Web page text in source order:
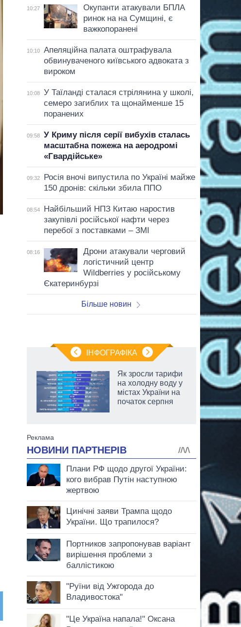
10:27
Окупанти атакували БПЛА
ринок на на Сумщині, є
важкопоранені
10:10
Апеляційна палата оштрафувала
обвинуваченого київського адвоката з
вироком
10:08
У Таїланді сталася стрілянина у школі,
семеро загиблих та щонайменше 15
поранених
09:58
У Криму після серії вибухів сталась
масштабна пожежа на аеродромі
«Гвардійське»
09:32
Росія вночі випустила по Україні майже
150 дронів: скільки збила ППО
08:54
Найбільший НПЗ Китаю наростив
закупівлі російської нафти через
перебої з поставками – ЗМІ
08:16
Дрони атакували черговий
логістичний центр
Wildberries у російському
Єкатеринбурзі
Більше новин
ІНФОГРАФІКА
Як зросли тарифи
на холодну воду у
містах України на
початок серпня